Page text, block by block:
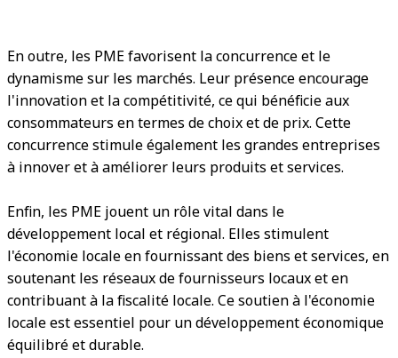
En outre, les PME favorisent la concurrence et le
dynamisme sur les marchés. Leur présence encourage
l'innovation et la compétitivité, ce qui bénéficie aux
consommateurs en termes de choix et de prix. Cette
concurrence stimule également les grandes entreprises
à innover et à améliorer leurs produits et services.
Enfin, les PME jouent un rôle vital dans le
développement local et régional. Elles stimulent
l'économie locale en fournissant des biens et services, en
soutenant les réseaux de fournisseurs locaux et en
contribuant à la fiscalité locale. Ce soutien à l'économie
locale est essentiel pour un développement économique
équilibré et durable.